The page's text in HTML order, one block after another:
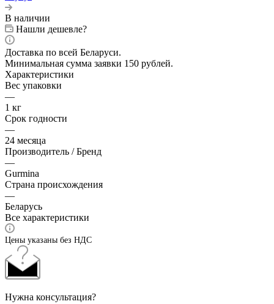
В наличии
Нашли дешевле?
Доставка по всей Беларуси.
Минимальная сумма заявки 150 рублей.
Характеристики
Вес упаковки
—
1 кг
Срок годности
—
24 месяца
Производитель / Бренд
—
Gurmina
Страна происхождения
—
Беларусь
Все характеристики
Цены указаны без НДС
Нужна консультация?